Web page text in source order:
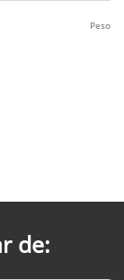
Peso
de: